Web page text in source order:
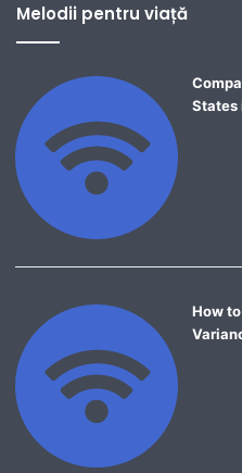
Melodii pentru viață
States
How